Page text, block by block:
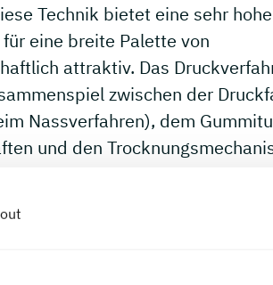
Technik bietet eine sehr hohe
eine breite Palette von
attraktiv. Das
zwischen der
Nassverfahren), dem
und den
steiferen Karton bedruckt man